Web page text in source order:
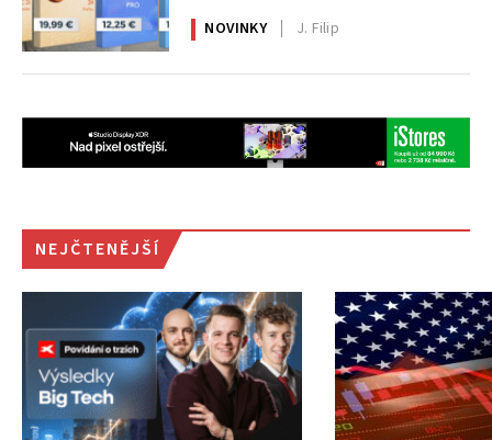
NOVINKY J. Filip
NEJČTENĚJŠÍ